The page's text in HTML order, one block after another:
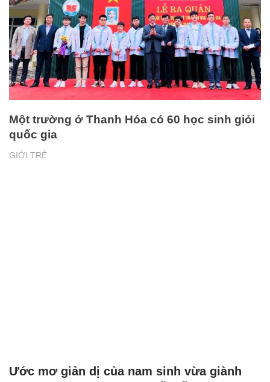
GIỚI TRẺ
Một trường ở Thanh Hóa có 60 học sinh giỏi
quốc gia
Ước mơ giản dị của nam sinh vừa giành